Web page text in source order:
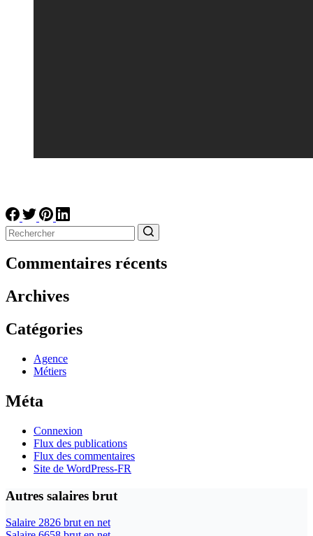
résultat
Commentaires récents
Archives
Catégories
Agence
Métiers
Méta
Connexion
Flux des publications
Flux des commentaires
Site de WordPress-FR
Autres salaires brut
Salaire 2826 brut en net